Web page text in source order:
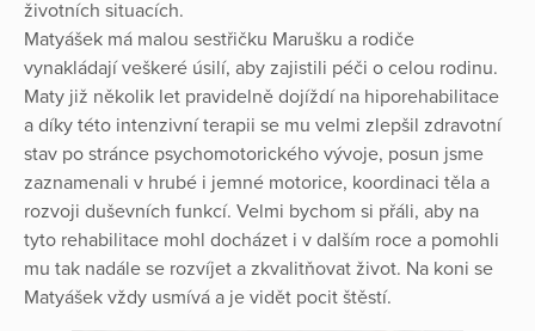
životních situacích.
Matyášek má malou sestřičku Marušku a rodiče
vynakládají veškeré úsilí, aby zajistili péči o celou rodinu.
Maty již několik let pravidelně dojíždí na hiporehabilitace
a díky této intenzivní terapii se mu velmi zlepšil zdravotní
stav po stránce psychomotorického vývoje, posun jsme
zaznamenali v hrubé i jemné motorice, koordinaci těla a
rozvoji duševních funkcí. Velmi bychom si přáli, aby na
tyto rehabilitace mohl docházet i v dalším roce a pomohli
mu tak nadále se rozvíjet a zkvalitňovat život. Na koni se
Matyášek vždy usmívá a je vidět pocit štěstí.